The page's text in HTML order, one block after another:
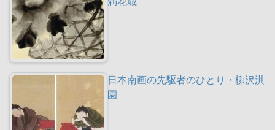
日本南画の先駆者のひとり・柳沢淇
園